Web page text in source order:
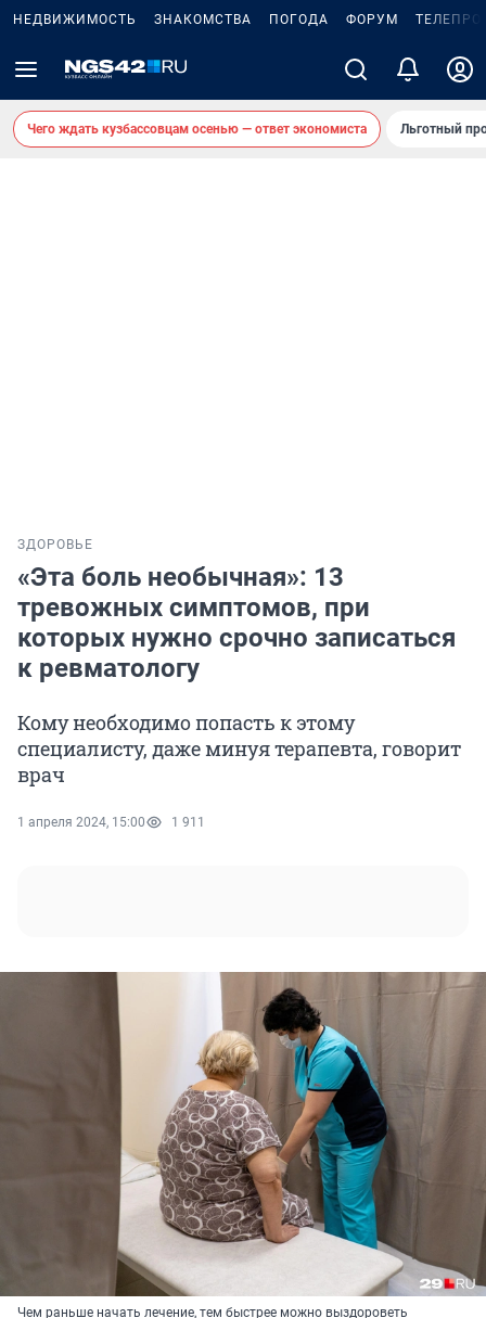
НЕДВИЖИМОСТЬ ЗНАКОМСТВА ПОГОДА ФОРУМ
Чего ждать кузбассовцам осенью — ответ экономиста Льготный
ЗДОРОВЬЕ
«Эта боль необычная»: 13
тревожных симптомов, при
которых нужно срочно записаться
к ревматологу
Кому необходимо попасть к этому
специалисту, даже минуя терапевта, говорит
врач
1 апреля 2024, 15:00 1 911
Чем раньше начать лечение, тем быстрее можно выздороветь